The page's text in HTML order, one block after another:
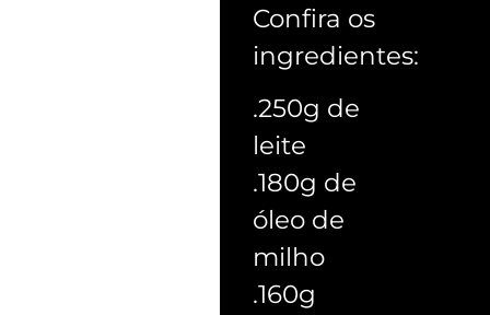
Confira os
ingredientes:
.250g de
leite
.180g de
óleo de
milho
.160g